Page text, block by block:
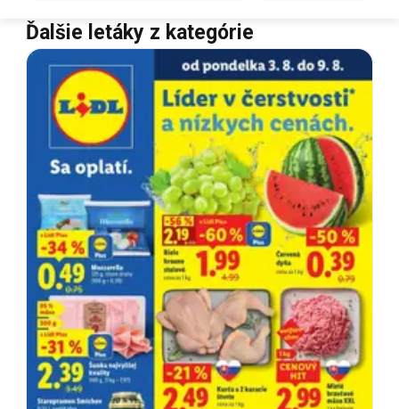
Ďalšie letáky z kategórie